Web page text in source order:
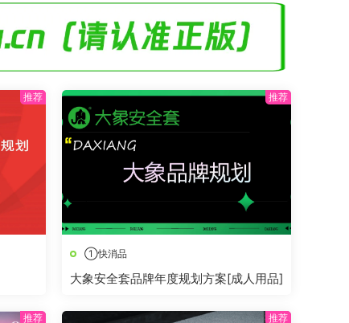
①快消品
大象安全套品牌年度规划方案[成人用品]